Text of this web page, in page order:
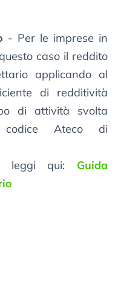
- Per le imprese in
caso il reddito
applicando al
di redditività
di attività svolta
codice Ateco di
leggi qui: Guida